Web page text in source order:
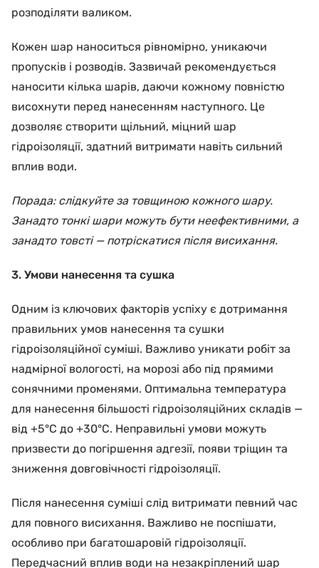
розподіляти валиком.
Кожен шар наноситься рівномірно, уникаючи
пропусків і розводів. Зазвичай рекомендується
наносити кілька шарів, даючи кожному повністю
висохнути перед нанесенням наступного. Це
дозволяє створити щільний, міцний шар
гідроізоляції, здатний витримати навіть сильний
вплив води.
Порада: слідкуйте за товщиною кожного шару.
Занадто тонкі шари можуть бути неефективними, а
занадто товсті — потріскатися після висихання.
3. Умови нанесення та сушка
Одним із ключових факторів успіху є дотримання
правильних умов нанесення та сушки
гідроізоляційної суміші. Важливо уникати робіт за
надмірної вологості, на морозі або під прямими
сонячними променями. Оптимальна температура
для нанесення більшості гідроізоляційних складів —
від +5°C до +30°C. Неправильні умови можуть
призвести до погіршення адгезії, появи тріщин та
зниження довговічності гідроізоляції.
Після нанесення суміші слід витримати певний час
для повного висихання. Важливо не поспішати,
особливо при багатошаровій гідроізоляції.
Передчасний вплив води на незакріплений шар